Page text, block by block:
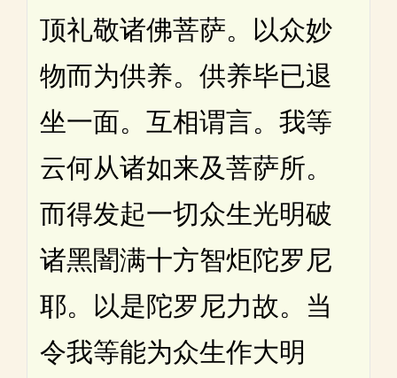
顶礼敬诸佛菩萨。以众妙
物而为供养。供养毕已退
坐一面。互相谓言。我等
云何从诸如来及菩萨所。
而得发起一切众生光明破
诸黑闇满十方智炬陀罗尼
耶。以是陀罗尼力故。当
令我等能为众生作大明